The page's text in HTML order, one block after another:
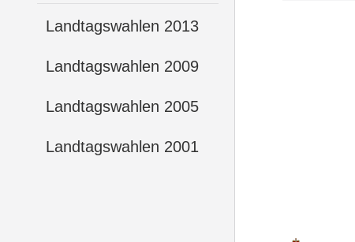
Landtagswahlen 2013
Landtagswahlen 2009
Landtagswahlen 2005
Landtagswahlen 2001